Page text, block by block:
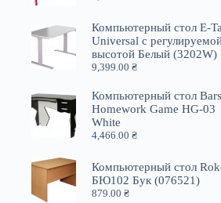
Компьютерный стол E-
Universal с
высотой Белый (3202W)
9,399.00₴
Компьютерный стол
Homework Game HG-03
White
4,466.00₴
Компьютерный стол
БЮ102 Бук (076521)
879.00₴